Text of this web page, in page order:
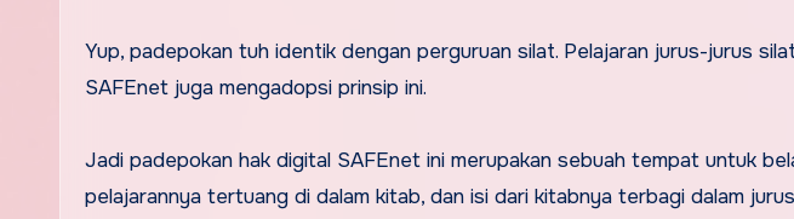
Yup, padepokan tuh identik dengan perguruan silat. Pelajaran jurus-jurus
SAFEnet juga mengadopsi prinsip ini.
Jadi padepokan hak digital SAFEnet ini merupakan sebuah tempat untuk
pelajarannya tertuang di dalam kitab, dan isi dari kitabnya terbagi dalam